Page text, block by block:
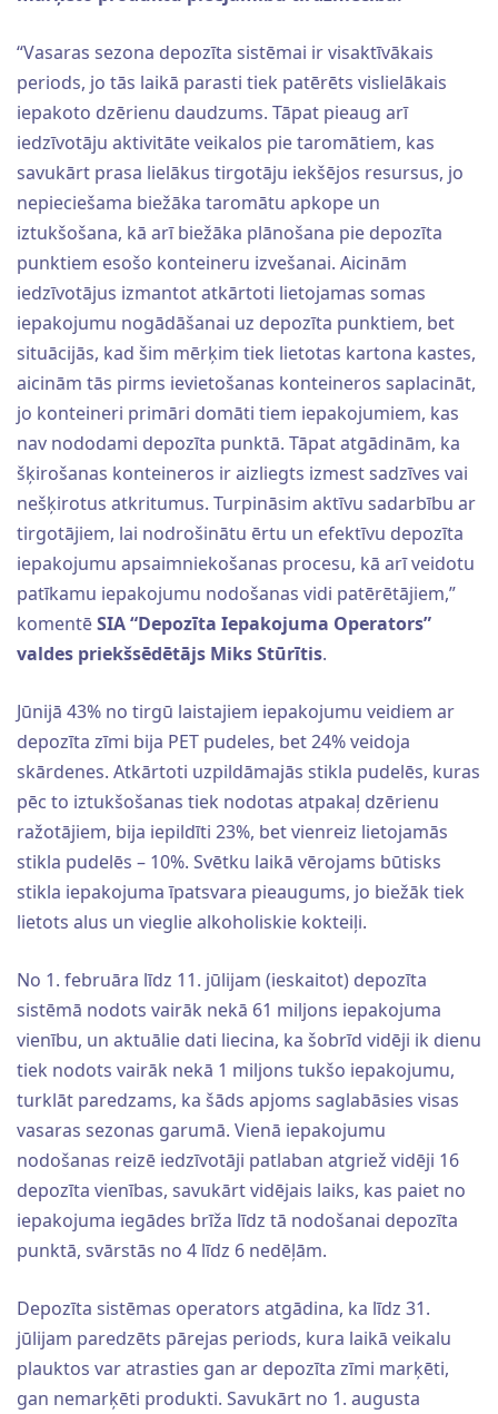
“Vasaras sezona depozīta sistēmai ir visaktīvākais
periods, jo tās laikā parasti tiek patērēts vislielākais
iepakoto dzērienu daudzums. Tāpat pieaug arī
iedzīvotāju aktivitāte veikalos pie taromātiem, kas
savukārt prasa lielākus tirgotāju iekšējos resursus, jo
nepieciešama biežāka taromātu apkope un
iztukšošana, kā arī biežāka plānošana pie depozīta
punktiem esošo konteineru izvešanai. Aicinām
iedzīvotājus izmantot atkārtoti lietojamas somas
iepakojumu nogādāšanai uz depozīta punktiem, bet
situācijās, kad šim mērķim tiek lietotas kartona kastes,
aicinām tās pirms ievietošanas konteineros saplacināt,
jo konteineri primāri domāti tiem iepakojumiem, kas
nav nododami depozīta punktā. Tāpat atgādinām, ka
šķirošanas konteineros ir aizliegts izmest sadzīves vai
nešķirotus atkritumus. ​​Turpināsim aktīvu sadarbību ar
tirgotājiem, lai nodrošinātu ērtu un efektīvu depozīta
iepakojumu apsaimniekošanas procesu, kā arī veidotu
patīkamu iepakojumu nodošanas vidi patērētājiem,”
komentēSIA “Depozīta Iepakojuma Operators”
valdes priekšsēdētājs Miks Stūrītis.
Jūnijā 43% no tirgū laistajiem iepakojumu veidiem ar
depozīta zīmi bija PET pudeles, bet 24% veidoja
skārdenes. Atkārtoti uzpildāmajās stikla pudelēs, kuras
pēc to iztukšošanas tiek nodotas atpakaļ dzērienu
ražotājiem, bija iepildīti 23%, bet vienreiz lietojamās
stikla pudelēs – 10%. Svētku laikā vērojams būtisks
stikla iepakojuma īpatsvara pieaugums, jo biežāk tiek
lietots alus un vieglie alkoholiskie kokteiļi.
No 1. februāra līdz 11. jūlijam (ieskaitot) depozīta
sistēmā nodots vairāk nekā 61 miljons iepakojuma
vienību, un aktuālie dati liecina, ka šobrīd vidēji ik dienu
tiek nodots vairāk nekā 1 miljons tukšo iepakojumu,
turklāt paredzams, ka šāds apjoms saglabāsies visas
vasaras sezonas garumā. Vienā iepakojumu
nodošanas reizē iedzīvotāji patlaban atgriež vidēji 16
depozīta vienības, savukārt vidējais laiks, kas paiet no
iepakojuma iegādes brīža līdz tā nodošanai depozīta
punktā, svārstās no 4 līdz 6 nedēļām.
Depozīta sistēmas operators atgādina, ka līdz 31.
jūlijam paredzēts pārejas periods, kura laikā veikalu
plauktos var atrasties gan ar depozīta zīmi marķēti,
gan nemarķēti produkti. Savukārt no 1. augusta